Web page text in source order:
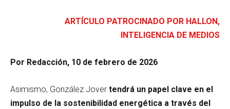
ARTÍCULO PATROCINADO POR HALLON,
INTELIGENCIA DE MEDIOS
Por Redacción, 10 de febrero de 2026
Asimismo, González Jover tendrá un papel clave en el
impulso de la sostenibilidad energética a través del